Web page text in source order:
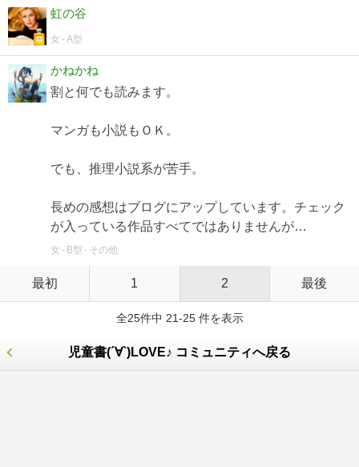
虹の谷
女 A型
かねかね
割と何でも読みます。
マンガも小説もＯＫ。
でも、推理小説系が苦手。
長めの感想はブログにアップしています。チェック
が入っている作品すべてではありませんが…
女 B型 その他
最初 1 2 最後
全25件中 21-25 件を表示
児童書(´∀`)LOVE♪ コミュニティへ戻る